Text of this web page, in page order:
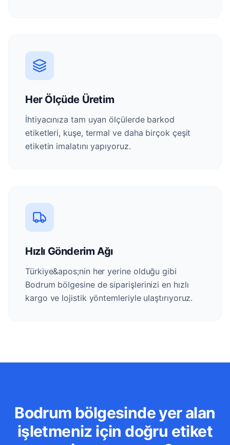
Her Ölçüde Üretim
İhtiyacınıza tam uyan ölçülerde barkod
etiketleri, kuşe, termal ve daha birçok çeşit
etiketin imalatını yapıyoruz.
Hızlı Gönderim Ağı
Türkiye&apos;nin her yerine olduğu gibi
Bodrum bölgesine de siparişlerinizi en hızlı
kargo ve lojistik yöntemleriyle ulaştırıyoruz.
Bodrum bölgesinde yer alan
işletmeniz için doğru etiket